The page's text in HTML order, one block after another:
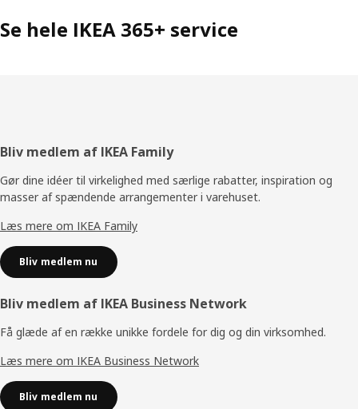
Se hele IKEA 365+ service
Footer
Bliv medlem af IKEA Family
Gør dine idéer til virkelighed med særlige rabatter, inspiration og
masser af spændende arrangementer i varehuset.
Læs mere om IKEA Family
Bliv medlem nu
Bliv medlem af IKEA Business Network
Få glæde af en række unikke fordele for dig og din virksomhed.
Læs mere om IKEA Business Network
Bliv medlem nu